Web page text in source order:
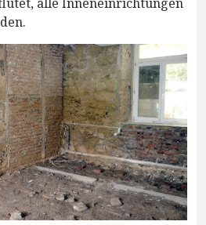
alle Inneneinrichtungen